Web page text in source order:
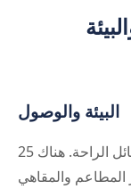
البيئة والوصول
تعتبر فوينخيرولا مدينة حية توفر جميع وسائل الراحة. هناك 25
المطاعم والمقاهي